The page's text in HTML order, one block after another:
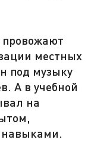
провожают
местных
под музыку
А в учебной
на